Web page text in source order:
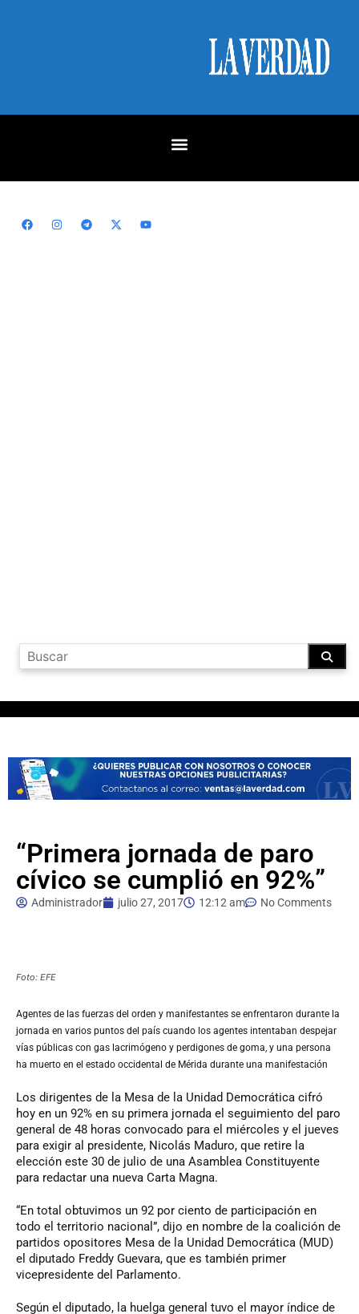
“Primera jornada de paro
cívico se cumplió en 92%”
Administrador julio 27, 2017 12:12 am No Comments
Foto: EFE
Agentes de las fuerzas del orden y manifestantes se enfrentaron durante la
jornada en varios puntos del país cuando los agentes intentaban despejar
vías públicas con gas lacrimógeno y perdigones de goma, y una persona
ha muerto en el estado occidental de Mérida durante una manifestación
Los dirigentes de la Mesa de la Unidad Democrática cifró
hoy en un 92% en su primera jornada el seguimiento del paro
general de 48 horas convocado para el miércoles y el jueves
para exigir al presidente, Nicolás Maduro, que retire la
elección este 30 de julio de una Asamblea Constituyente
para redactar una nueva Carta Magna.
“En total obtuvimos un 92 por ciento de participación en
todo el territorio nacional”, dijo en nombre de la coalición de
partidos opositores Mesa de la Unidad Democrática (MUD)
el diputado Freddy Guevara, que es también primer
vicepresidente del Parlamento.
Según el diputado, la huelga general tuvo el mayor índice de